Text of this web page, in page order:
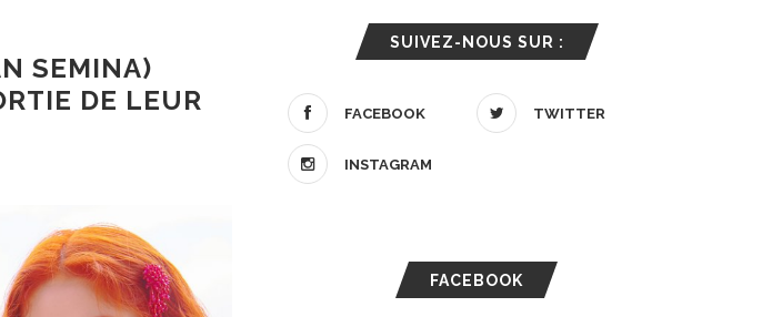
SEMINA)
DE LEUR
SUIVEZ-NOUS SUR :
FACEBOOK TWITTER
INSTAGRAM
FACEBOOK